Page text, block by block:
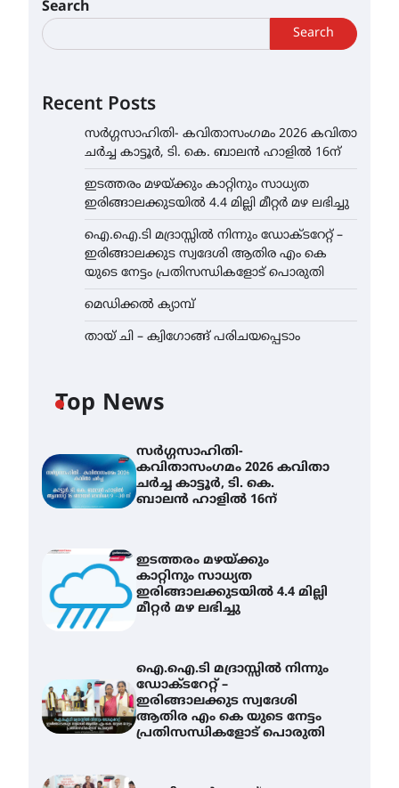
Search
Search
Recent Posts
സർഗ്ഗസാഹിതി- കവിതാസംഗമം 2026 കവിതാ
ചർച്ച കാട്ടൂർ, ടി. കെ. ബാലൻ ഹാളിൽ 16ന്
ഇടത്തരം മഴയ്ക്കും കാറ്റിനും സാധ്യത
ഇരിങ്ങാലക്കുടയിൽ 4.4 മില്ലി മീറ്റർ മഴ ലഭിച്ചു
ഐ.ഐ.ടി മദ്രാസ്സിൽ നിന്നും ഡോക്ടറേറ്റ് –
ഇരിങ്ങാലക്കുട സ്വദേശി ആതിര എം കെ
യുടെ നേട്ടം പ്രതിസന്ധികളോട് പൊരുതി
മെഡിക്കൽ ക്യാമ്പ്
തായ് ചി – ക്വിഗോങ്ങ് പരിചയപ്പെടാം
Top News
സർഗ്ഗസാഹിതി-
കവിതാസംഗമം 2026 കവിതാ
ചർച്ച കാട്ടൂർ, ടി. കെ.
ബാലൻ ഹാളിൽ 16ന്
ഇടത്തരം മഴയ്ക്കും
കാറ്റിനും സാധ്യത
ഇരിങ്ങാലക്കുടയിൽ 4.4 മില്ലി
മീറ്റർ മഴ ലഭിച്ചു
ഐ.ഐ.ടി മദ്രാസ്സിൽ നിന്നും
ഡോക്ടറേറ്റ് –
ഇരിങ്ങാലക്കുട സ്വദേശി
ആതിര എം കെ യുടെ നേട്ടം
പ്രതിസന്ധികളോട് പൊരുതി